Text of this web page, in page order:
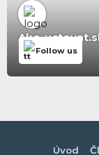
Ako-
Follow us
Úvod